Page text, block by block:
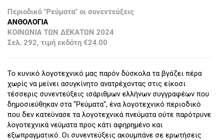
Περιοδικό "Ρεύματα" οι συνεντεύξεις
ΑΝΘΟΛΟΓΙΑ
ΚΟΙΝΩΝΙΑ ΤΩΝ ΔΕΚΑΤΩΝ 2024
Σελ. 292, τιμή εκδότη €24.00
Το κυνικό λογοτεχνικό μας παρόν δύσκολα τα βγάζει πέρα
χωρίς να μείνει ασυγκίνητο ανατρέχοντας στις είκοσι
τέσσερις συνεντεύξεις ισάριθμων ελλήνων συγγραφέων που
δημοσιεύθηκαν στα "Ρεύματα", ένα λογοτεχνικό περιοδικό
που δεν κατεύνασε τα λογοτεχνικά πνεύματα ούτε παρότρυνε
λογοτεχνικά νεύματα προς κάτι αφηρημένο και
εξωπραγματικό. Οι συνεντεύξεις ακουμπάνε σε ερωτήσεις